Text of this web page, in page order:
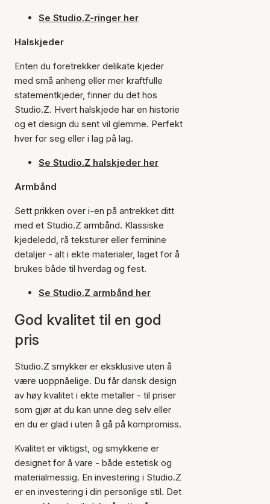
Se Studio.Z-ringer her
Halskjeder
Enten du foretrekker delikate kjeder
med små anheng eller mer kraftfulle
statementkjeder, finner du det hos
Studio.Z. Hvert halskjede har en historie
og et design du sent vil glemme. Perfekt
hver for seg eller i lag på lag.
Se Studio.Z halskjeder her
Armbånd
Sett prikken over i-en på antrekket ditt
med et Studio.Z armbånd. Klassiske
kjedeledd, rå teksturer eller feminine
detaljer - alt i ekte materialer, laget for å
brukes både til hverdag og fest.
Se Studio.Z armbånd her
God kvalitet til en god
pris
Studio.Z smykker er eksklusive uten å
være uoppnåelige. Du får dansk design
av høy kvalitet i ekte metaller - til priser
som gjør at du kan unne deg selv eller
en du er glad i uten å gå på kompromiss.
Kvalitet er viktigst, og smykkene er
designet for å vare - både estetisk og
materialmessig. En investering i Studio.Z
er en investering i din personlige stil. Det